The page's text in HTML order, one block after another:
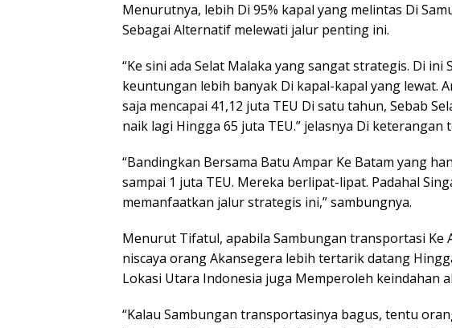
Menurutnya, lebih Di 95% kapal yang melintas Di
Sebagai Alternatif melewati jalur penting ini.
“Ke sini ada Selat Malaka yang sangat strategis. Di ini
keuntungan lebih banyak Di kapal-kapal yang lewat.
saja mencapai 41,12 juta TEU Di satu tahun, Sebab
naik lagi Hingga 65 juta TEU.” jelasnya Di
“Bandingkan Bersama Batu Ampar Ke Batam yang
sampai 1 juta TEU. Mereka berlipat-lipat. Padahal
memanfaatkan jalur strategis ini,” sambungnya.
Menurut Tifatul, apabila Sambungan transportasi Ke
niscaya orang Akansegera lebih tertarik datang
Lokasi Utara Indonesia juga Memperoleh keindahan
“Kalau Sambungan transportasinya bagus, tentu